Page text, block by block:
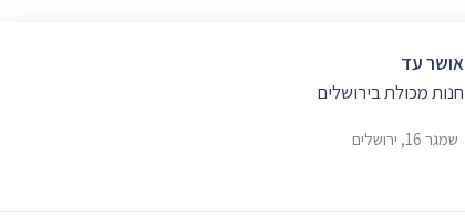
אושר עד
חנות מכולת בירושלים
שמגר 16, ירושלים